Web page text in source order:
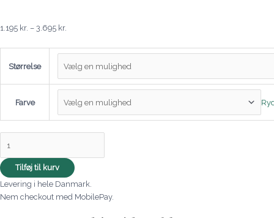
1.195 kr. – 3.695 kr.
Størrelse
Farve
Tilføj til kurv
Levering i hele Danmark.
Nem checkout med MobilePay.